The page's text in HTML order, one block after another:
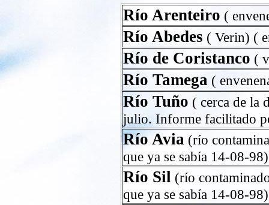
Río Arenteiro (
Río Abedes ( Verin) (
Río de Coristanco (
Río Tamega (
Río Tuño ( cerca de la
julio. Informe facilitado
Río Avia (río
que ya se sabía 14-08-
Río Sil (río
que ya se sabía 14-08-